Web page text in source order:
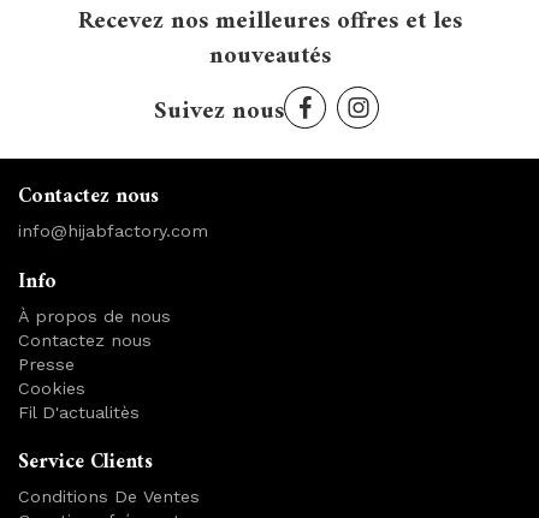
Recevez nos meilleures offres et les
nouveautés
Suivez nous
Contactez nous
info@hijabfactory.com
Info
À propos de nous
Contactez nous
Presse
Cookies
Fil D'actualitès
Service Clients
Conditions De Ventes